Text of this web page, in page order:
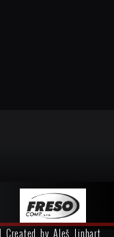
Created byAleš Linhart